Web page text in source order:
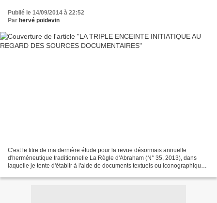
Publié le 14/09/2014 à 22:52
Par hervé poidevin
C'est le titre de ma dernière étude pour la revue désormais annuelle
d'herméneutique traditionnelle La Règle d'Abraham (N° 35, 2013), dans
laquelle je tente d'établir à l'aide de documents textuels ou iconographiques